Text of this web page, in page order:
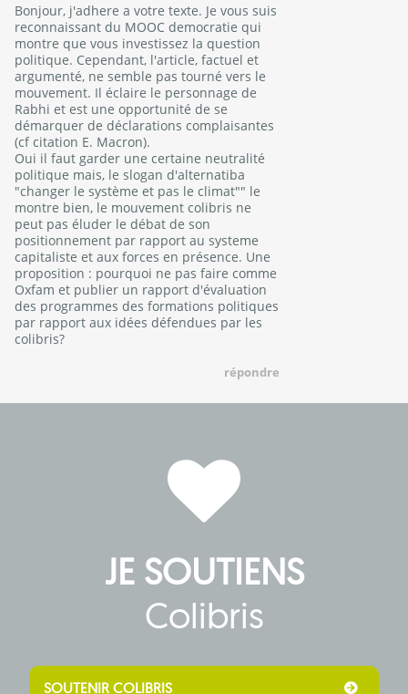
Bonjour, j'adhere a votre texte. Je vous suis
reconnaissant du MOOC democratie qui
montre que vous investissez la question
politique. Cependant, l'article, factuel et
argumenté, ne semble pas tourné vers le
mouvement. Il éclaire le personnage de
Rabhi et est une opportunité de se
démarquer de déclarations complaisantes
(cf citation E. Macron).
Oui il faut garder une certaine neutralité
politique mais, le slogan d'alternatiba
"changer le système et pas le climat"" le
montre bien, le mouvement colibris ne
peut pas éluder le débat de son
positionnement par rapport au systeme
capitaliste et aux forces en présence. Une
proposition : pourquoi ne pas faire comme
Oxfam et publier un rapport d'évaluation
des programmes des formations politiques
par rapport aux idées défendues par les
colibris?
répondre
JE SOUTIENS
Colibris
SOUTENIR COLIBRIS